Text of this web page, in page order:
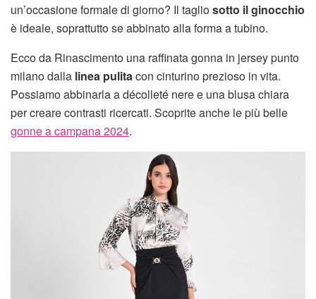
un’occasione formale di giorno? Il tagliosotto il ginocchio
è ideale, soprattutto se abbinato alla forma a tubino.
Ecco da Rinascimento una raffinata gonna in jersey punto
milano dalla linea pulitacon cinturino prezioso in vita.
Possiamo abbinarla a décolleté nere e una blusa chiara
per creare contrasti ricercati. Scoprite anche le più belle
gonne a campana 2024.